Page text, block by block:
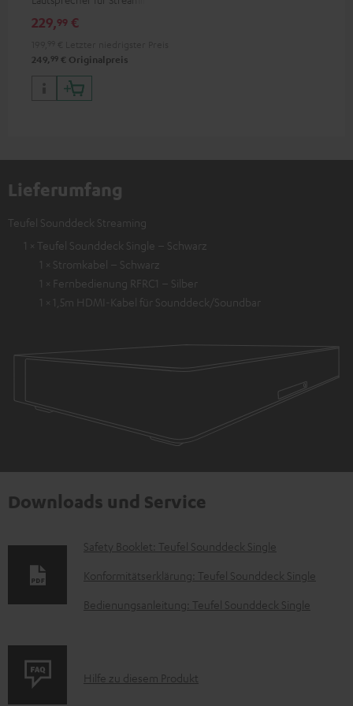
229,99 €
249, 99 € Originalpreis
Lieferumfang
Teufel Sounddeck Streaming
1 × Teufel Sounddeck Single – Schwarz
1 × Stromkabel – Schwarz
1 × Fernbedienung RFRC1 – Silber
1 × 1,5m HDMI-Kabel für Sounddeck/Soundbar
Downloads und Service
D
o
u
n
Safety Booklet: Teufel Sounddeck Single
Konformitätserklärung: Teufel Sounddeck Single
Bedienungsanleitung: Teufel Sounddeck Single
P
Hilfe zu diesem Produkt